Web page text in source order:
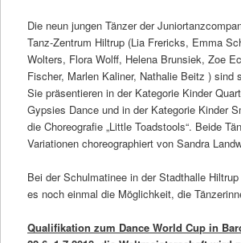
Die neun jungen Tänzer der
Tanz-Zentrum Hiltrup (Lia Frericks, Emma
Wolters, Flora Wolff, Helena Brunsiek, Zoe
Fischer, Marlen Kaliner, Nathalie Beitz ) sind
Sie präsentieren in der Kategorie Kinder
Gypsies Dance und in der Kategorie Kinder
die Choreografie „Little Toadstools“. Beide
Variationen choreographiert von Sandra
Bei der Schulmatinee in der Stadthalle
es noch einmal die Möglichkeit, die
Qualifikation zum Dance World Cup in